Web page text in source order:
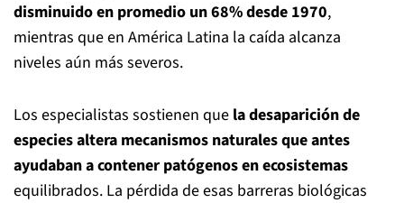
disminuido en promedio un 68% desde 1970,
mientras que en América Latina la caída alcanza
niveles aún más severos.
Los especialistas sostienen que la desaparición de
especies altera mecanismos naturales que antes
ayudaban a contener patógenos en ecosistemas
equilibrados. La pérdida de esas barreras biológicas